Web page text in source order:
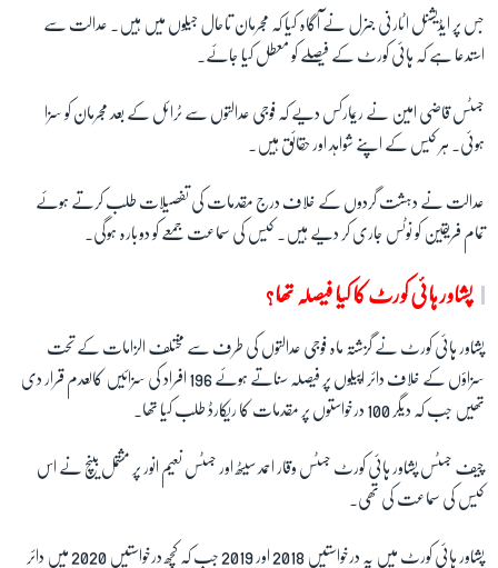
زبان
جس پر ایڈیشنل اٹارنی جنرل نے آگاہ کیا کہ مجرمان تاحال جیلوں میں ہیں۔ عدالت سے
استدعا ہے کہ ہائی کورٹ کے فیصلے کو معطل کیا جائے۔
جسٹس قاضی امین نے ریمارکس دیے کہ فوجی عدالتوں سے ٹرائل کے بعد مجرمان کو سزا
ہوئی۔ ہر کیس کے اپنے شواہد اور حقائق ہیں۔
عدالت نے دہشت گردوں کے خلاف درج مقدمات کی تفصیلات طلب کرتے ہوئے
تمام فریقین کو نوٹس جاری کر دیے ہیں۔ کیس کی سماعت جمعے کو دوبارہ ہوگی۔
پشاور ہائی کورٹ کا کیا فیصلہ تھا؟
پشاور ہائی کورٹ نے گزشتہ ماہ فوجی عدالتوں کی طرف سے مختلف الزامات کے تحت
سزاؤں کے خلاف دائر اپیلوں پر فیصلہ سناتے ہوئے 196 افراد کی سزائیں کالعدم قرار دی
تھیں جب کہ دیگر 100 درخواستوں پر مقدمات کا ریکارڈ طلب کیا تھا۔
چیف جسٹس پشاور ہائی کورٹ جسٹس وقار احمد سیٹھ اور جسٹس نعیم انور پر مشتمل بینچ نے اس
کیس کی سماعت کی تھی۔
پشاور ہائی کورٹ میں یہ درخواستیں 2018 اور 2019 جب کہ کچھ درخواستیں 2020 میں دائر